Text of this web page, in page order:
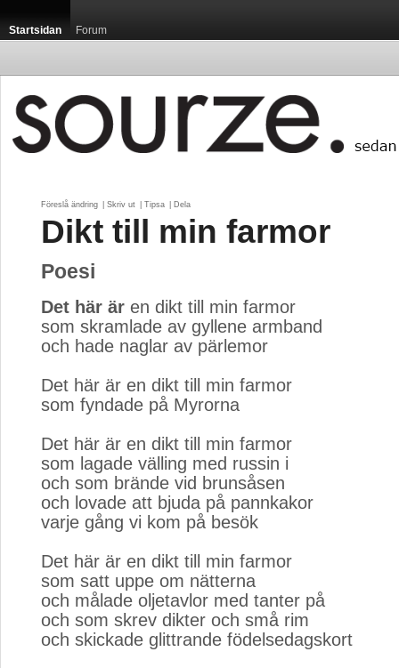
Startsidan Forum
Föreslå ändring Skriv ut Tipsa Dela
Dikt till min farmor
Poesi
Det här är en dikt till min farmor
som skramlade av gyllene armband
och hade naglar av pärlemor
Det här är en dikt till min farmor
som fyndade på Myrorna
Det här är en dikt till min farmor
som lagade välling med russin i
och som brände vid brunsåsen
och lovade att bjuda på pannkakor
varje gång vi kom på besök
Det här är en dikt till min farmor
som satt uppe om nätterna
och målade oljetavlor med tanter på
och som skrev dikter och små rim
och skickade glittrande födelsedagskort